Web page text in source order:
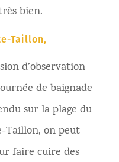
bien.
Taillon,
d’observation
de baignade
sur la plage du
Taillon, on peut
faire cuire des